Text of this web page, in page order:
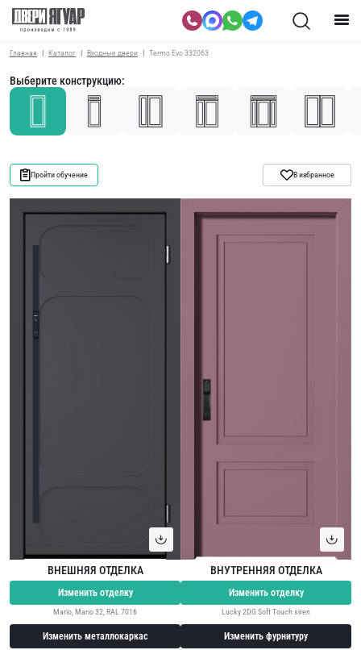
Главная Каталог Входные двери Termo Evo 332063
Выберите конструкцию:
Пройти обучение В избранное
ВНЕШНЯЯ ОТДЕЛКА
Изменить отделку
Mario, Mario 32, RAL 7016
Изменить металлокаркас
ВНУТРЕННЯЯ ОТДЕЛКА
Изменить отделку
Lucky 2DG Soft Touch siren
Изменить фурнитуру